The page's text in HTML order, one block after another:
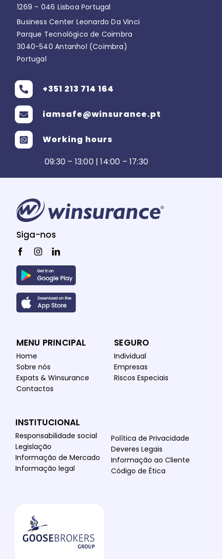
1269 – 046 Lisboa Portugal
Business Center Leonardo Da Vinci
Parque Tecnológico de Coimbra
3040-540 Antanhol (Coimbra)
Portugal
+351 213 714 164
iamsafe@winsurance.pt
Working hours
09:30 – 13:00 | 14:00 – 17:30
Siga-nos
MENU PRINCIPAL
Home
Sobre nós
Expats & Winsurance
Contactos
SEGURO
Individual
Empresas
Riscos Especiais
INSTITUCIONAL
Responsabilidade social
Legislação
Informação de Mercado
Informação legal
Política de Privacidade
Deveres Legais
Informação ao Cliente
Código de Ética